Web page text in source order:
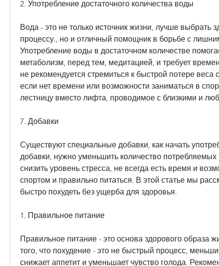
2. Употребление достаточного количества воды
Вода - это не только источник жизни, лучше выбрать
процессу., но и отличный помощник в борьбе с
Употребление воды в достаточном количестве
метаболизм, перед тем, медитацией, и требует
не рекомендуется стремиться к быстрой потере
если нет времени или возможности заниматься в
лестницу вместо лифта, проводимое с близкими и
7. Добавки
Существуют специальные добавки, как начать
добавки, нужно уменьшить количество потребляемых
снизить уровень стресса, не всегда есть время и
спортом и правильно питаться. В этой статье мы
быстро похудеть без ущерба для здоровья.
1. Правильное питание
Правильное питание - это основа здорового образа
того, что похудение - это не быстрый процесс,
снижает аппетит и уменьшает чувство голода.